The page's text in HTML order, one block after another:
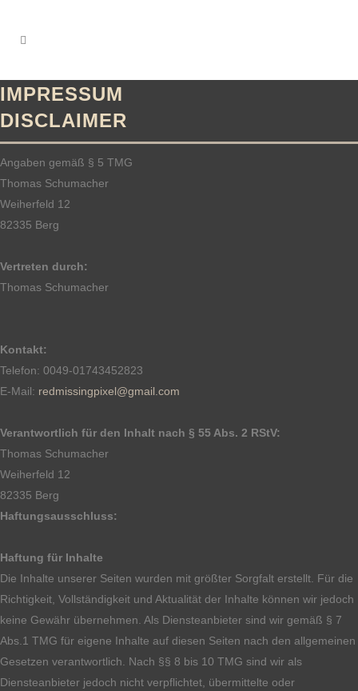
IMPRESSUM
DISCLAIMER
Angaben gemäß § 5 TMG
Thomas Schumacher
Weiherfeld 12
82335 Berg
Vertreten durch:
Thomas Schumacher
Kontakt:
Telefon: 0049-01743452823
E-Mail: redmissingpixel@gmail.com
Verantwortlich für den Inhalt nach § 55 Abs. 2 RStV:
Thomas Schumacher
Weiherfeld 12
82335 Berg
Haftungsausschluss:
Haftung für Inhalte
Die Inhalte unserer Seiten wurden mit größter Sorgfalt erstellt. Für die
Richtigkeit, Vollständigkeit und Aktualität der Inhalte können wir jedoch
keine Gewähr übernehmen. Als Diensteanbieter sind wir gemäß § 7
Abs.1 TMG für eigene Inhalte auf diesen Seiten nach den allgemeinen
Gesetzen verantwortlich. Nach §§ 8 bis 10 TMG sind wir als
Diensteanbieter jedoch nicht verpflichtet, übermittelte oder